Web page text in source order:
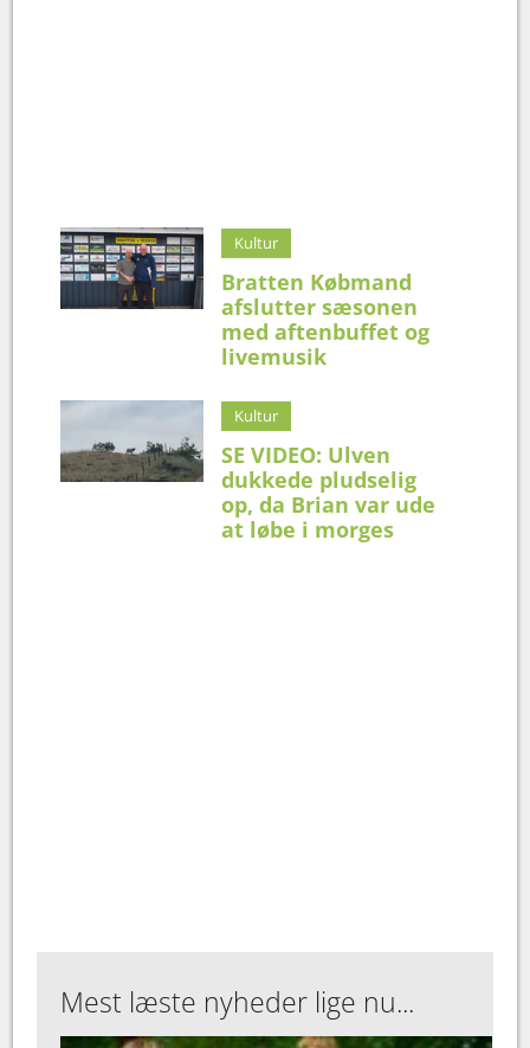
Kultur
Bratten Købmand
afslutter sæsonen
med aftenbuffet og
livemusik
Kultur
SE VIDEO: Ulven
dukkede pludselig
op, da Brian var ude
at løbe i morges
Mest læste nyheder lige nu...